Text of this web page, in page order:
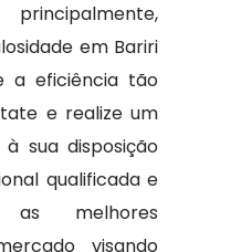
principalmente,
em Bariri
a eficiência tão
e realize um
sua disposição
qualificada e
as melhores
visando